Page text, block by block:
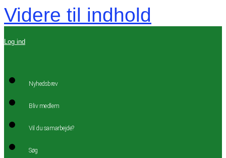
Videre til indhold
Log ind
Nyhedsbrev
Bliv medlem
Vil du samarbejde?
Søg